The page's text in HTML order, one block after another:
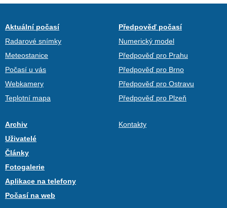
Aktuální počasí
Radarové snímky
Meteostanice
Počasí u vás
Webkamery
Teplotní mapa
Předpověď počasí
Numerický model
Předpověď pro Prahu
Předpověď pro Brno
Předpověď pro Ostravu
Předpověď pro Plzeň
Archiv
Uživatelé
Články
Fotogalerie
Aplikace na telefony
Počasí na web
Kontakty